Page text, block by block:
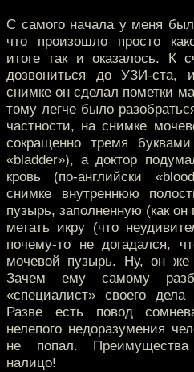
С самого начала у меня
что произошло просто
итоге так и оказалось. К
дозвониться до УЗИ-
снимке он сделал пометки
тому легче было
частности, на снимке
сокращенно тремя
«bladder»), а доктор
кровь (по-английски
снимке внутреннюю
пузырь, заполненную (как
метать икру (что
почему-то не догадался,
мочевой пузырь. Ну, он
Зачем ему самому
«специалист» своего
Разве есть повод
нелепого недоразумения
не попал. Преимущества
налицо!